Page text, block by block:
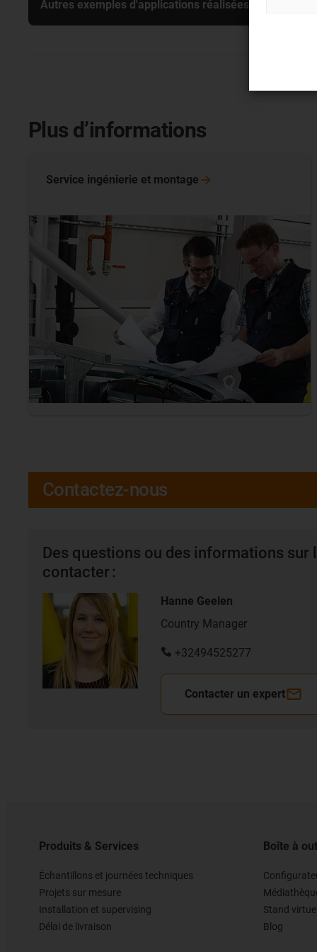
Autres exemples d'applications réalisées par nos
Plus d’informations
Service ingénierie et montage
Contactez-nous
Des questions ou des informations sur
contacter :
Hanne Geelen
Country Manager
+32494525277
Contacter un expert
Produits & Services
Échantillons et journées techniques
Projets sur mesure
Installation et supervising
Délai de livraison
Boîte à
Stand virtuel
Blog